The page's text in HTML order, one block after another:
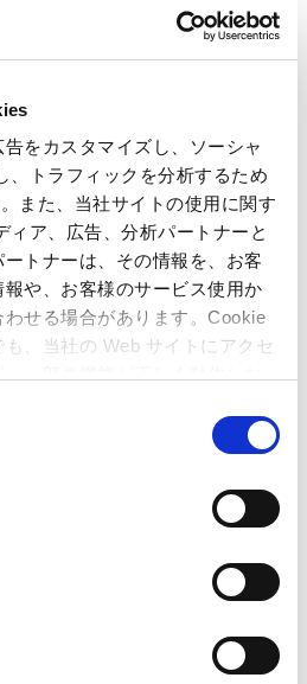
をカスタマイズし、ソーシャ
、トラフィックを分析するため
また、当社サイトの使用に関す
ィア、広告、分析パートナーと
トナーは、その情報を、お客
や、お客様のサービス使用か
せる場合があります。Cookie
、当社の Web サイトにアクセ
百万円（前年同期比3.5％減）、営
同期比5.1％減）となりました。
( 単位: 百万円 )
当第1四半期
増減率
2,042
19.4%
659
4.7%
32.3%
の投入はありませんでしたので、リ
ス中心の事業展開となりました。
のコロコロキャッチャー2』が堅調に
42百万円（前年同期比19.4％増）、
年同期比4.7％減）となりました。
( 単位: 百万円 )
増減率
19.7%